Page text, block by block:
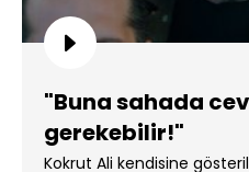
"Buna sahada
gerekebilir!"
Kokrut Ali kendisine